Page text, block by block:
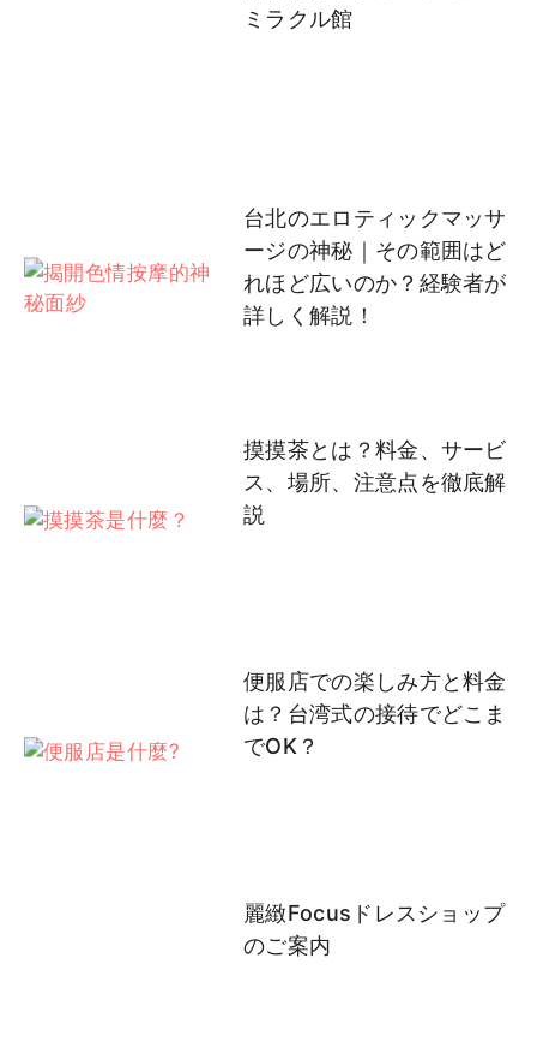
ミラクル館
台北のエロティックマッサ
ージの神秘｜その範囲はど
れほど広いのか？経験者が
詳しく解説！
摸摸茶とは？料金、サービ
ス、場所、注意点を徹底解
説
便服店での楽しみ方と料金
は？台湾式の接待でどこま
でOK？
麗緻Focusドレスショップ
のご案内